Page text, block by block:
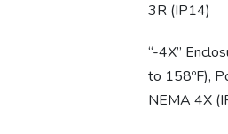
3R (IP14)
“-4X”
to 158ºF),
NEMA 4X